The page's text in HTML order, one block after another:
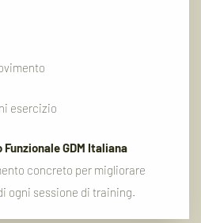
esercizio
FunzionaleGDM Italiana
concreto per migliorare
ogni sessione di training.